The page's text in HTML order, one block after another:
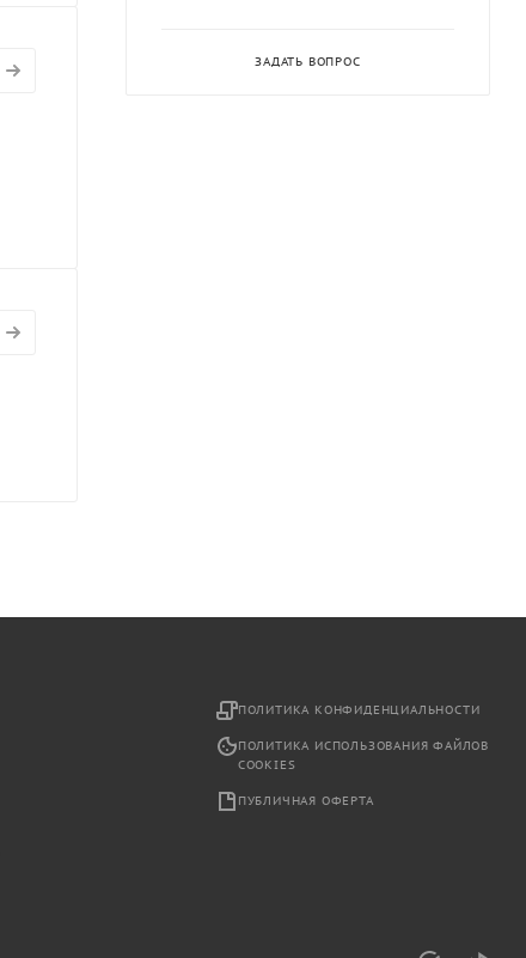
ЗАДАТЬ ВОПРОС
ПОЛИТИКА КОНФИДЕНЦИАЛЬНОСТИ
ПОЛИТИКА ИСПОЛЬЗОВАНИЯ ФАЙЛОВ
COOKIES
ПУБЛИЧНАЯ ОФЕРТА